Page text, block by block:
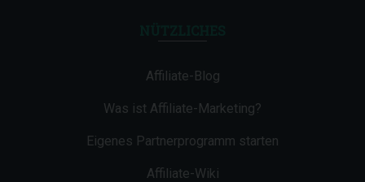
Affiliate-Blog
Was ist Affiliate-Marketing?
Eigenes Partnerprogramm starten
Affiliate-Wiki